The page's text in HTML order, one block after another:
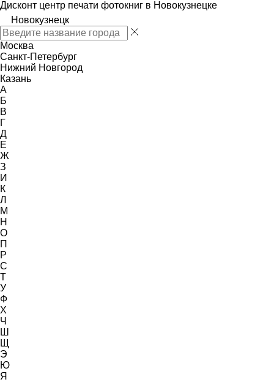
Дисконт центр печати фотокниг в Новокузнецке
Новокузнецк
Москва
Санкт-Петербург
Нижний Новгород
Казань
А
Б
В
Г
Д
Е
Ж
З
И
К
Л
М
Н
О
П
Р
С
Т
У
Ф
Х
Ч
Ш
Щ
Э
Ю
Я